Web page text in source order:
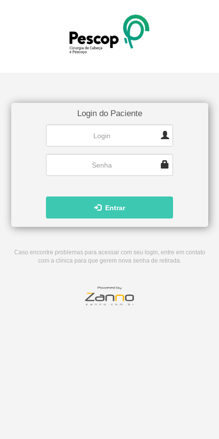
Login do Paciente
Entrar
Caso encontre problemas para acessar com seu login, entre em contato
com a clínica para que gerem nova senha de retirada.